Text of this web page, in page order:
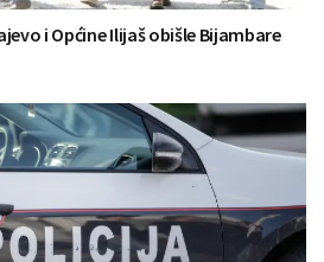
i Općine Ilijaš obišle Bijambare